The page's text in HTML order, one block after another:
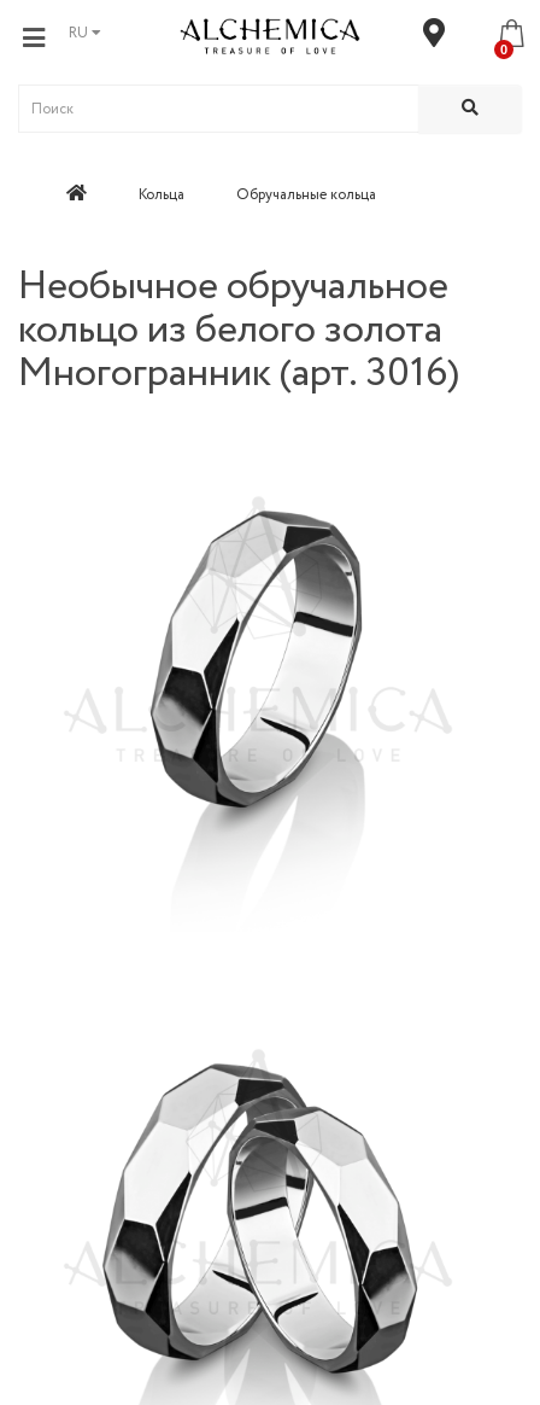
RU
0
Кольца Обручальные кольца
Необычное обручальное
кольцо из белого золота
Многогранник (арт. 3016)